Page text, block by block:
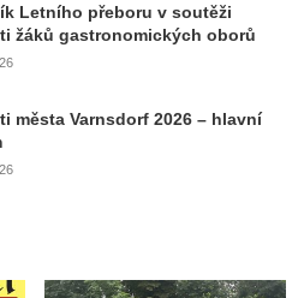
Letního přeboru v soutěži
žáků gastronomických oborů
města Varnsdorf 2026 – hlavní